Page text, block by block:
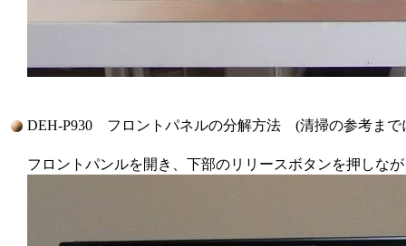
DEH-P930 フロントパネルの分解方法 (清掃の参考まで
フロントパンルを開き、下部のリリースボタンを押しな